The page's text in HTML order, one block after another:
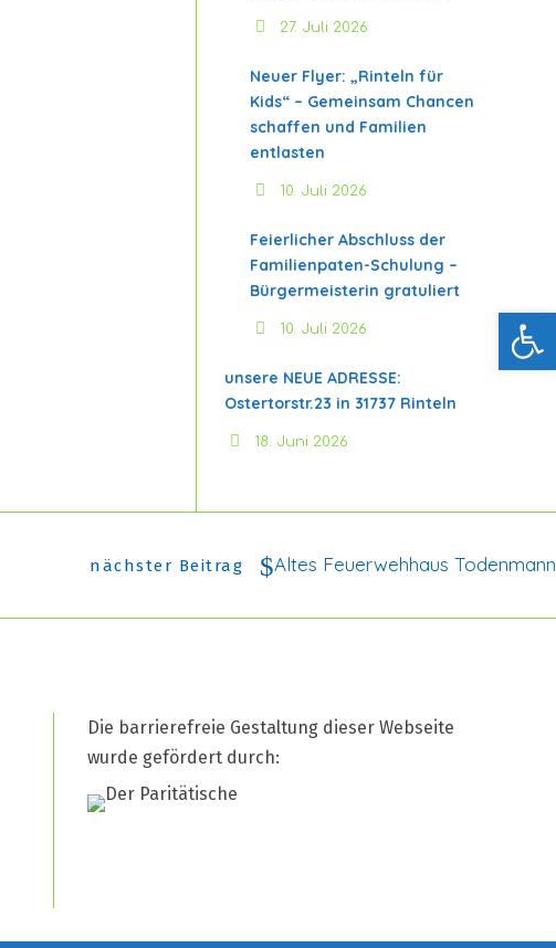
27. Juli 2026
Neuer Flyer: „Rinteln für
Kids“ – Gemeinsam Chancen
schaffen und Familien
entlasten
10. Juli 2026
Feierlicher Abschluss der
Familienpaten-Schulung –
Bürgermeisterin gratuliert
10. Juli 2026
unsere NEUE ADRESSE:
Ostertorstr.23 in 31737 Rinteln
18. Juni 2026
nächster Beitrag Altes Feuerwehhaus Todenmann
Die barrierefreie Gestaltung dieser Webseite
wurde gefördert durch:
Werkzeugleiste öffnen